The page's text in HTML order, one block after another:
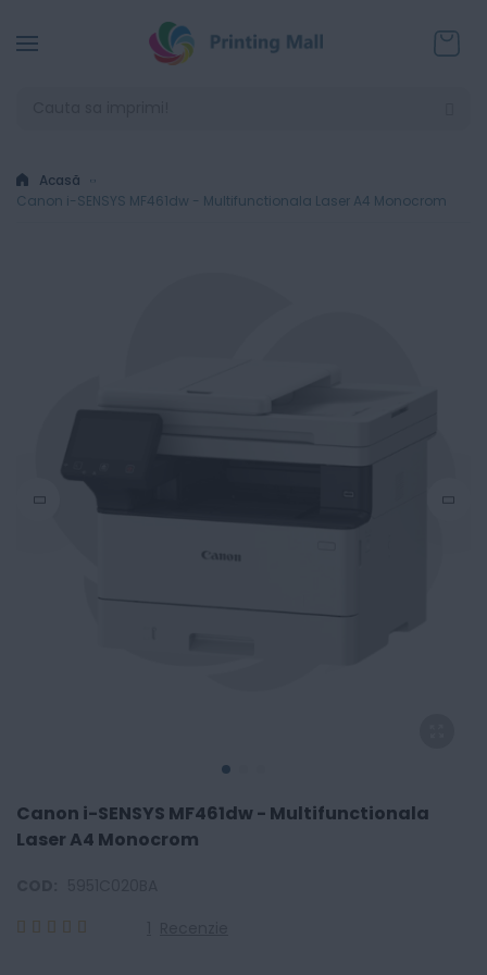
Acasă
Canon i-SENSYS MF461dw - Multifunctionala Laser A4 Monocrom
Canon i-SENSYS MF461dw - Multifunctionala
Laser A4 Monocrom